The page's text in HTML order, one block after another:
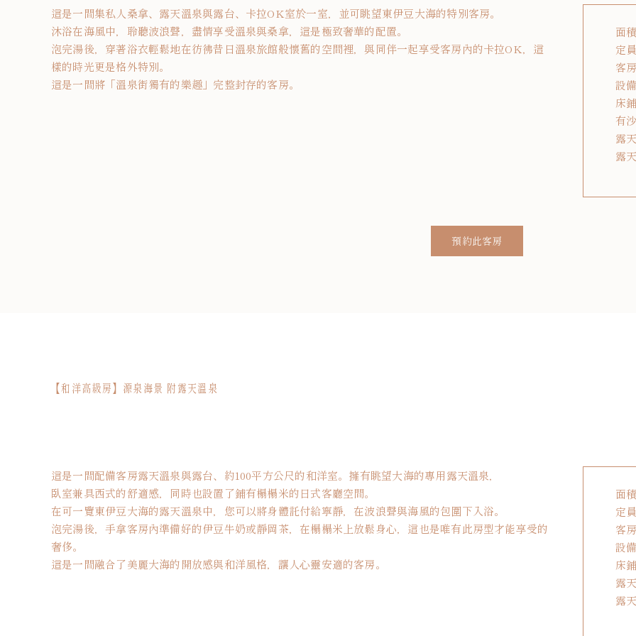
這是一間集私人桑拿、露天溫泉與露台、卡拉OK室於一室，並可眺望東伊豆大海的特別客房。
沐浴在海風中，聆聽波浪聲，盡情享受溫泉與桑拿，這是極致奢華的配置。
泡完湯後，穿著浴衣輕鬆地在彷彿昔日溫泉旅館般懷舊的空間裡，與同伴一起享受客房內的卡拉OK，這
樣的時光更是格外特別。
這是一間將「溫泉街獨有的樂趣」完整封存的客房。
面
定
客
設
床
有
露
露
預約此客房
【和洋高級房】源泉海景 附露天溫泉
這是一間配備客房露天溫泉與露台、約100平方公尺的和洋室。擁有眺望大海的專用露天溫泉，
臥室兼具西式的舒適感，同時也設置了鋪有榻榻米的日式客廳空間。
在可一覽東伊豆大海的露天溫泉中，您可以將身體託付給寧靜，在波浪聲與海風的包圍下入浴。
泡完湯後，手拿客房內準備好的伊豆牛奶或靜岡茶，在榻榻米上放鬆身心，這也是唯有此房型才能享受的
奢侈。
這是一間融合了美麗大海的開放感與和洋風格，讓人心靈安適的客房。
面
定
客
設
床
露
露